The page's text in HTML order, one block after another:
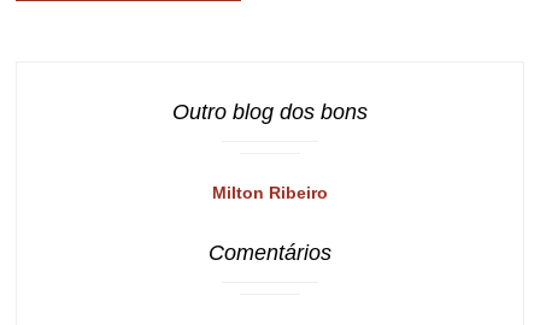
Outro blog dos bons
Milton Ribeiro
Comentários